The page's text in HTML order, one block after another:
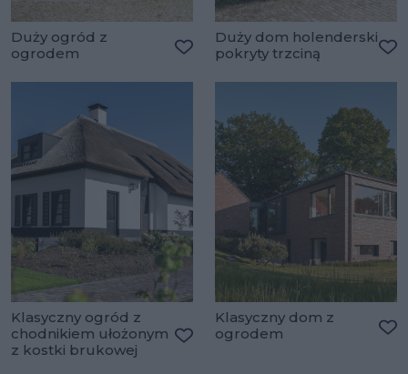
Duży ogród z
ogrodem
Dodaj do ulubionych
Duży dom holenderski
pokryty trzciną
Klasyczny ogród z
chodnikiem ułożonym
z kostki brukowej
Klasyczny dom z
ogrodem